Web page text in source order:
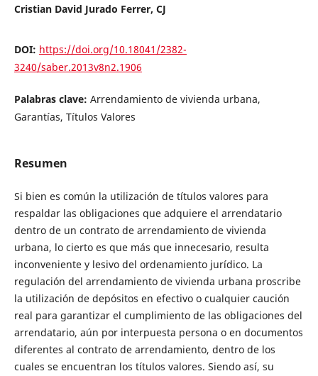
Cristian David Jurado Ferrer, CJ
DOI: https://doi.org/10.18041/2382-
3240/saber.2013v8n2.1906
Palabras clave: Arrendamiento de vivienda urbana,
Garantías, Títulos Valores
Resumen
Si bien es común la utilización de títulos valores para
respaldar las obligaciones que adquiere el arrendatario
dentro de un contrato de arrendamiento de vivienda
urbana, lo cierto es que más que innecesario, resulta
inconveniente y lesivo del ordenamiento jurídico. La
regulación del arrendamiento de vivienda urbana proscribe
la utilización de depósitos en efectivo o cualquier caución
real para garantizar el cumplimiento de las obligaciones del
arrendatario, aún por interpuesta persona o en documentos
diferentes al contrato de arrendamiento, dentro de los
cuales se encuentran los títulos valores. Siendo así, su